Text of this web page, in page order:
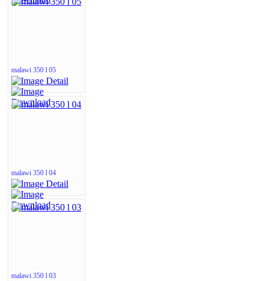
malawi 350 l 05
malawi 350 l 04
malawi 350 l 03